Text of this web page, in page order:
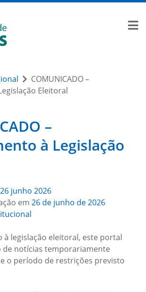
COMUNICADO –
Eleitoral
–
à Legislação
26 junho 2026
em 26 de junho de 2026
à legislação eleitoral, este portal
de notícias temporariamente
o período de restrições previsto